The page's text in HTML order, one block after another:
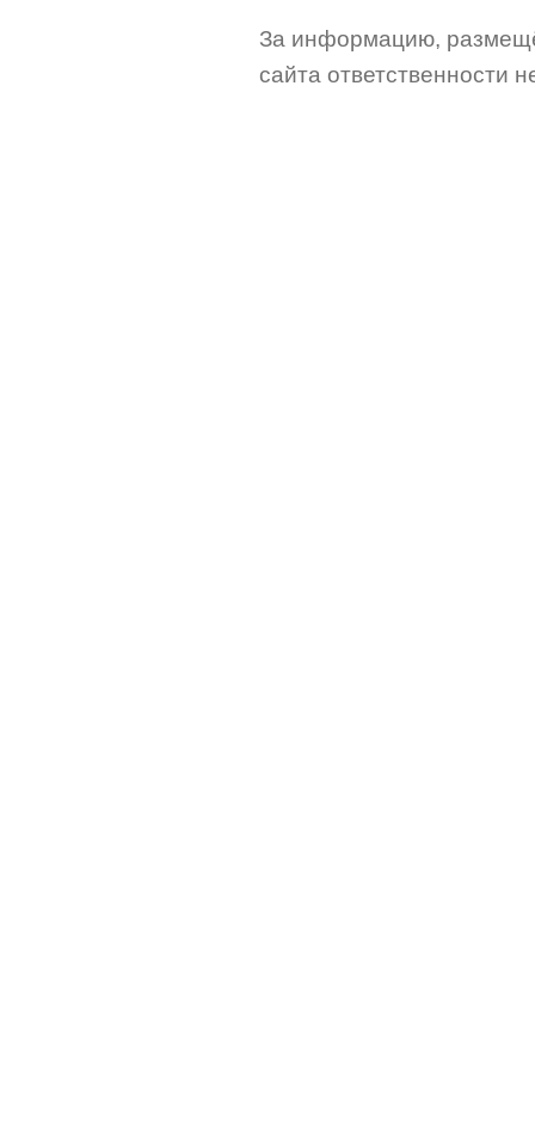
За информацию,
сайта ответственности